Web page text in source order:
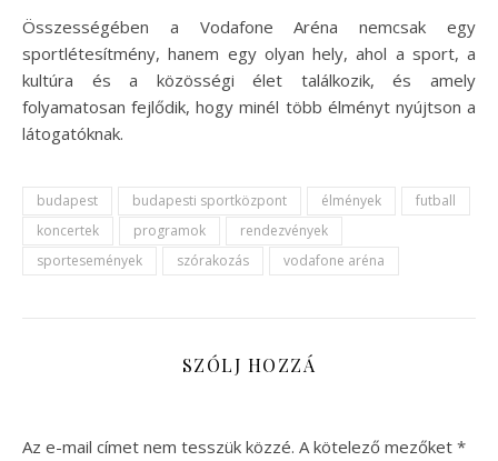
Összességében a Vodafone Aréna nemcsak egy
sportlétesítmény, hanem egy olyan hely, ahol a sport, a
kultúra és a közösségi élet találkozik, és amely
folyamatosan fejlődik, hogy minél több élményt nyújtson a
látogatóknak.
budapest budapesti sportközpont élmények
futball
koncertek
programok
rendezvények
sportesemények
szórakozás vodafone aréna
SZÓLJ HOZZÁ
Az e-mail címet nem tesszük közzé. A kötelező mezőket *